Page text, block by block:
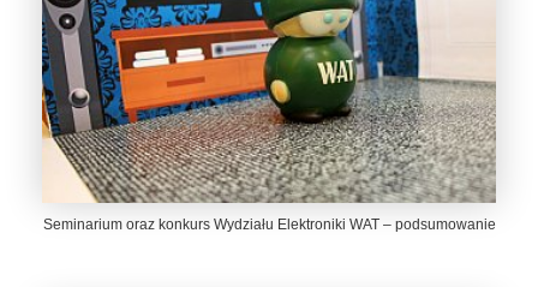
Seminarium oraz konkurs Wydziału Elektroniki WAT – podsumowanie